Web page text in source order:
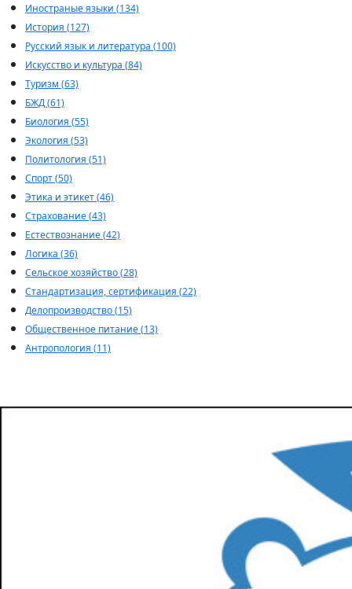
Иностраные языки (134)
История (127)
Русский язык и литература (100)
Искусство и культура (84)
Туризм (63)
БЖД (61)
Биология (55)
Экология (53)
Политология (51)
Спорт (50)
Этика и этикет (46)
Страхование (43)
Естествознание (42)
Логика (36)
Сельское хозяйство (28)
Стандартизация, сертификация (22)
Делопроизводство (15)
Общественное питание (13)
Антропология (11)